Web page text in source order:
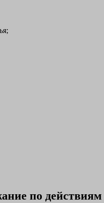
по действиям